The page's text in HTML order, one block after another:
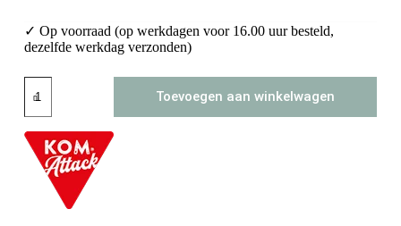
✓ Op voorraad (op werkdagen voor 16.00 uur besteld,
dezelfde werkdag verzonden)
Fietsbord
Muro
di
Sormano
KOM
Attack
aantal
Toevoegen aan winkelwagen